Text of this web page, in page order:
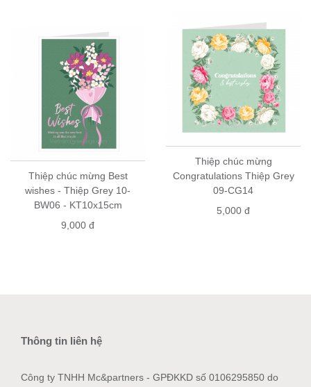
Mua sỉ: vui lòng liên hệ số điện thoại 0904147007 (zalo/viber)
để được báo giá
Thiệp chúc mừng Best
wishes - Thiệp Grey 10-
BW06 - KT10x15cm
9,000 đ
Thiệp chúc mừng
Congratulations Thiệp Grey
09-CG14
5,000 đ
Thông tin liên hệ
Công ty TNHH Mc&partners - GPĐKKD số 0106295850 do